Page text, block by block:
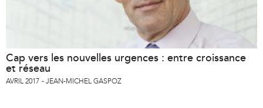
Cap vers les nouvelles urgences : entre croissance
et réseau
AVRIL 2017 JEAN-MICHEL GASPOZ